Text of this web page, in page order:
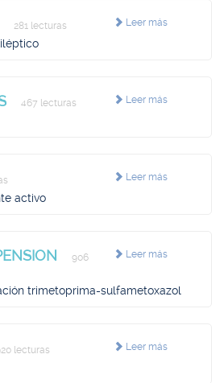
Leer más
281 lecturas
Leer más
467 lecturas
Leer más
activo
Leer más
906
trimetoprima-sulfametoxazol
Leer más
lecturas